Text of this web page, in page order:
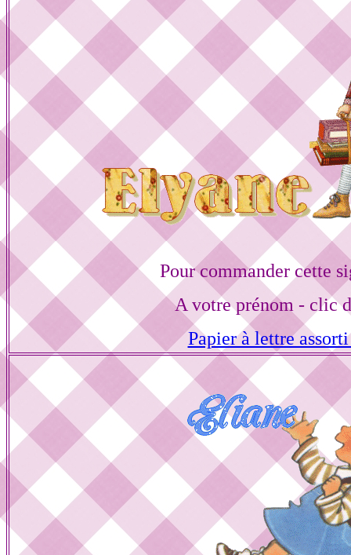
Pour commander cette
A votre prénom - clic
Papier à lettre